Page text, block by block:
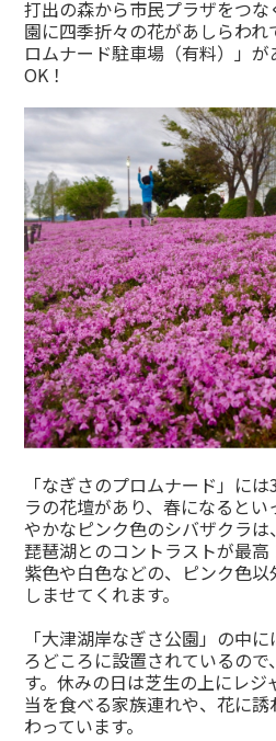
打出の森から市民プラザをつ
園に四季折々の花があしらわ
ロムナード駐車場（有料）」
OK！
「なぎさのプロムナード」に
ラの花壇があり、春になると
やかなピンク色のシバザクラ
琵琶湖とのコントラストが最
紫色や白色などの、ピンク色
しませてくれます。
「大津湖岸なぎさ公園」の中
ろどころに設置されているの
す。休みの日は芝生の上にレ
当を食べる家族連れや、花に
わっています。